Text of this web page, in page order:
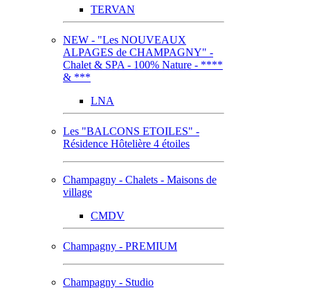
TERVAN
NEW - "Les NOUVEAUX
ALPAGES de CHAMPAGNY" -
Chalet & SPA - 100% Nature - ****
& ***
LNA
Les "BALCONS ETOILES" -
Résidence Hôtelière 4 étoiles
Champagny - Chalets - Maisons de
village
CMDV
Champagny - PREMIUM
Champagny - Studio